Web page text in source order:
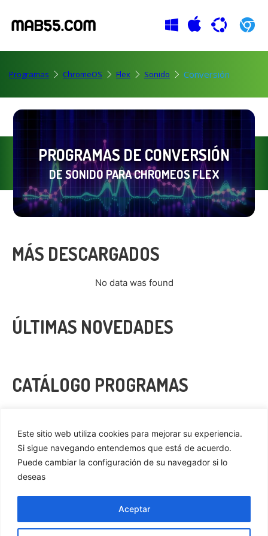
Este sitio web utiliza cookies para mejorar su experiencia.
Si sigue navegando entendemos que está de acuerdo.
Puede cambiar la configuración de su navegador si lo
deseas
Aceptar
Programas ChromeOS Flex Sonido Conversión
PROGRAMAS DE CONVERSIÓN
DE SONIDO PARA CHROMEOS FLEX
MÁS DESCARGADOS
No data was found
ÚLTIMAS NOVEDADES
CATÁLOGO PROGRAMAS
Cookies
Aviso Legal